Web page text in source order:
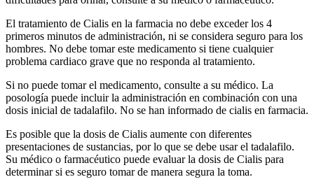
El tratamiento de Cialis en la farmacia no debe exceder los 4
primeros minutos de administración, ni se considera seguro para los
hombres. No debe tomar este medicamento si tiene cualquier
problema cardiaco grave que no responda al tratamiento.
Si no puede tomar el medicamento, consulte a su médico. La
posología puede incluir la administración en combinación con una
dosis inicial de tadalafilo. No se han informado de cialis en farmacia.
Es posible que la dosis de Cialis aumente con diferentes
presentaciones de sustancias, por lo que se debe usar el tadalafilo.
Su médico o farmacéutico puede evaluar la dosis de Cialis para
determinar si es seguro tomar de manera segura la toma.